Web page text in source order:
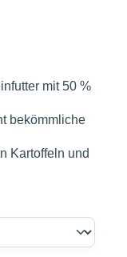
mit 50 %
bekömmliche
Kartoffeln und